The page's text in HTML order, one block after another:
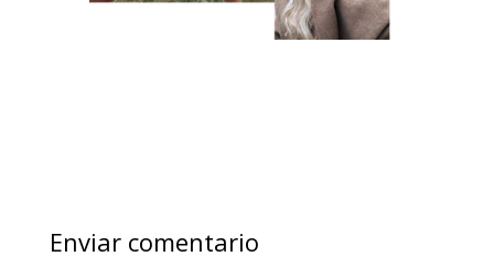
Enviar comentario